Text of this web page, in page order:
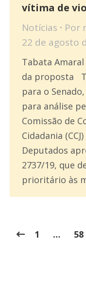
vítima de
Notícias Por
22 de agosto
Tabata
da proposta
para o
para análise
Comissão de
Cidadania
Deputados
2737/19, que
prioritário às
1 … 58